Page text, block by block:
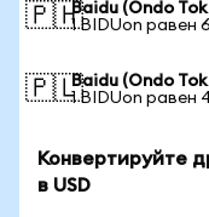
🇵🇭Baidu (Ondo
1 BIDUon равен
🇵🇱Baidu (Ondo
1 BIDUon равен
Конвертируйте
в USD